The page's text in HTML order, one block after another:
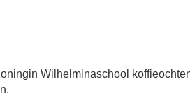
Wilhelminaschool